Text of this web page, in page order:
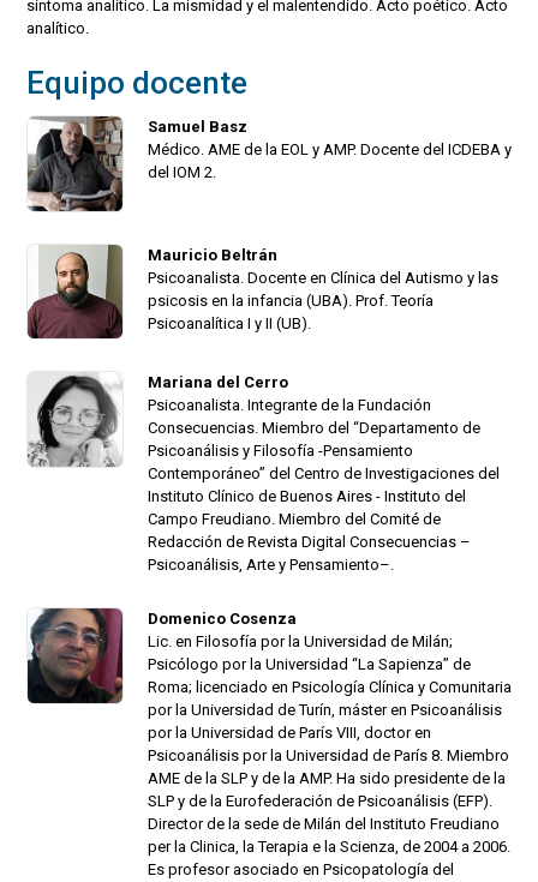
síntoma analítico. La mismidad y el malentendido. Acto poético. Acto
analítico.
Equipo docente
Samuel Basz
Médico. AME de la EOL y AMP. Docente del ICDEBA y
del IOM 2.
Mauricio Beltrán
Psicoanalista. Docente en Clínica del Autismo y las
psicosis en la infancia (UBA). Prof. Teoría
Psicoanalítica I y II (UB).
Mariana del Cerro
Psicoanalista. Integrante de la Fundación
Consecuencias. Miembro del “Departamento de
Psicoanálisis y Filosofía -Pensamiento
Contemporáneo” del Centro de Investigaciones del
Instituto Clínico de Buenos Aires - Instituto del
Campo Freudiano. Miembro del Comité de
Redacción de Revista Digital Consecuencias –
Psicoanálisis, Arte y Pensamiento–.
Domenico Cosenza
Lic. en Filosofía por la Universidad de Milán;
Psicólogo por la Universidad “La Sapienza” de
Roma; licenciado en Psicología Clínica y Comunitaria
por la Universidad de Turín, máster en Psicoanálisis
por la Universidad de París VIII, doctor en
Psicoanálisis por la Universidad de París 8. Miembro
AME de la SLP y de la AMP. Ha sido presidente de la
SLP y de la Eurofederación de Psicoanálisis (EFP).
Director de la sede de Milán del Instituto Freudiano
per la Clinica, la Terapia e la Scienza, de 2004 a 2006.
Es profesor asociado en Psicopatología del